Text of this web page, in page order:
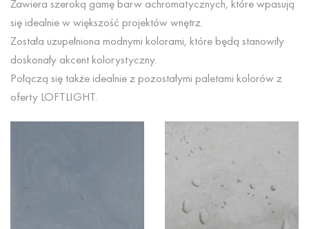
Zawiera szeroką gamę barw achromatycznych, które wpasują
się idealnie w większość projektów wnętrz.
Została uzupełniona modnymi kolorami, które będą stanowiły
doskonały akcent kolorystyczny.
Połączą się także idealnie z pozostałymi paletami kolorów z
oferty LOFTLIGHT.